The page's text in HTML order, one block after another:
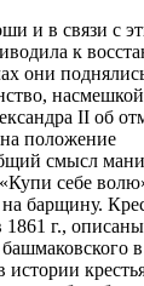
и в связи с
к
они
II об
положение
смысл
себе
барщину.
г.,
истории